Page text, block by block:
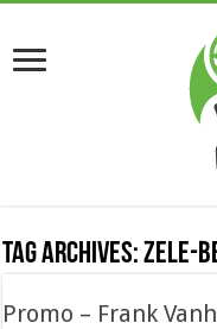
Tag Archives:Zele-
Promo – Frank